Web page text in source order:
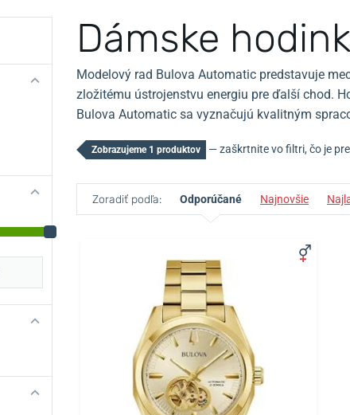
Dámske
Modelový rad Bulova Automatic predstavuje
zložitému ústrojenstvu energiu pre ďalší chod.
Bulova Automatic sa vyznačujú kvalitným
Zobrazujeme 1 produktov — zaškrtnite vo filtri, čo je
Zoradiť podľa: Odporúčané Najnovšie